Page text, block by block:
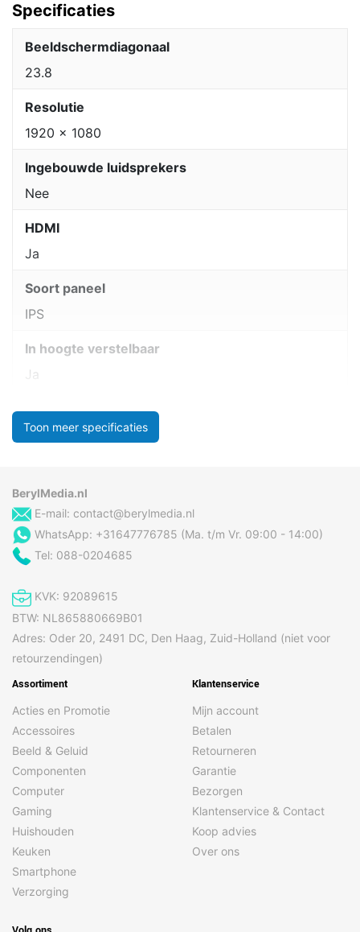
Specificaties
Beeldschermdiagonaal
23.8
Resolutie
1920 x 1080
Ingebouwde luidsprekers
Nee
HDMI
Ja
Soort paneel
IPS
In hoogte verstelbaar
Ja
Toon meer specificaties
BerylMedia.nl
E-mail: contact@berylmedia.nl
WhatsApp: +31647776785 (Ma. t/m Vr. 09:00 - 14:00)
Tel: 088-0204685
KVK: 92089615
BTW: NL865880669B01
Adres: Oder 20, 2491 DC, Den Haag, Zuid-Holland (niet voor
retourzendingen)
Assortiment
Acties en Promotie
Accessoires
Beeld & Geluid
Componenten
Computer
Gaming
Huishouden
Keuken
Smartphone
Verzorging
Klantenservice
Mijn account
Betalen
Retourneren
Garantie
Bezorgen
Klantenservice & Contact
Koop advies
Over ons